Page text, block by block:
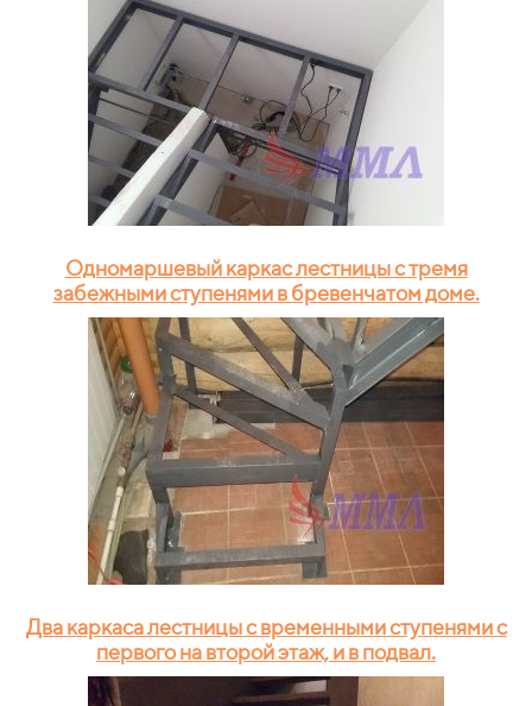
Одномаршевый каркас лестницы с тремя
забежными ступенями в бревенчатом доме.
Два каркаса лестницы с временными ступенями с
первого на второй этаж, и в подвал.